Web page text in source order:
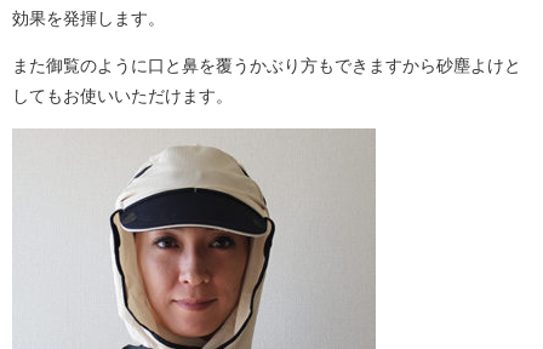
効果を発揮します。
また御覧のように口と鼻を覆うかぶり方もできますから砂塵よけと
してもお使いいただけます。